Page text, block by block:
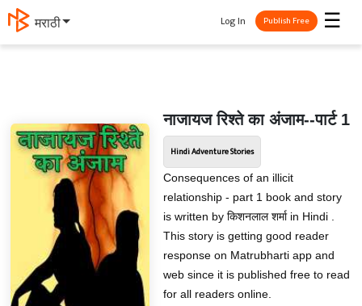
தமிழ் ☰
Log In Publish Free
नाजायज रिश्ते का अंजाम--पार्ट 1
Hindi Adventure Stories
Consequences of an illicit
relationship - part 1 book and story
is written by किशनलाल शर्मा in Hindi .
This story is getting good reader
response on Matrubharti app and
web since it is published free to read
for all readers online.